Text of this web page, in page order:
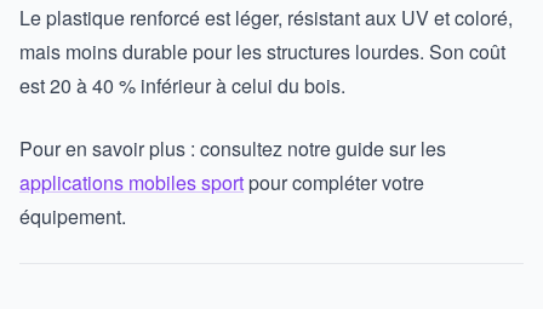
Le plastique renforcé est léger, résistant aux UV et coloré,
mais moins durable pour les structures lourdes. Son coût
est 20 à 40 % inférieur à celui du bois.
Pour en savoir plus : consultez notre guide sur les
applications mobiles sportpour compléter votre
équipement.